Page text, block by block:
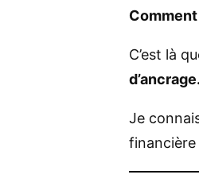
C’est là
d’ancrage.
Je